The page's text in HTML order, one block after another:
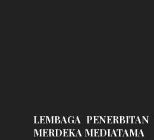
LEMBAGA PENERBITAN
MERDEKA MEDIATAMA